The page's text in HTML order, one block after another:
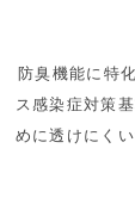
防臭機能に特
ス感染症対策
めに透けにく